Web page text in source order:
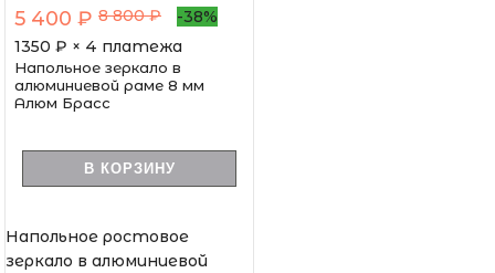
5 400 ₽ 8 800 ₽
-38%
1350 ₽ × 4 платежа
Напольное зеркало в
алюминиевой раме 8 мм
Алюм Брасс
В КОРЗИНУ
Напольное ростовое
зеркало в алюминиевой